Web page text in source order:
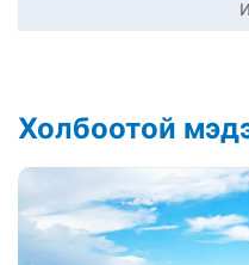
Холбоотой